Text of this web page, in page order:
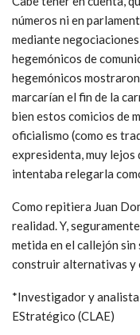
números ni en
mediante
hegemónicos de
hegemónicos
marcarían el fin de la
bien estos comicios de
oficialismo (como es
expresidenta, muy
intentaba relegarla
Como repitiera Juan
realidad. Y,
metida en el callejón
construir alternativas y
*Investigador y
EStratégico (CLAE)